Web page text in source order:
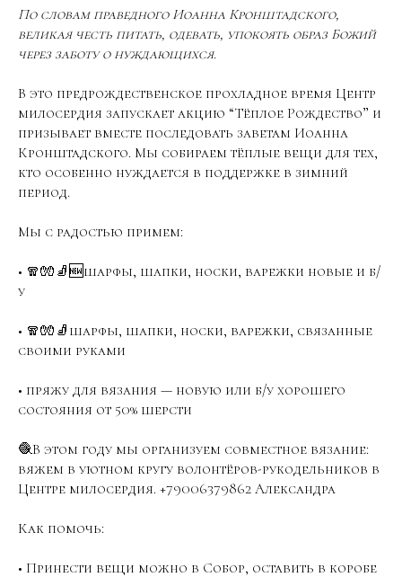
По словам праведного Иоанна Кронштадского,
великая честь питать, одевать, упокоять образ Божий
через заботу о нуждающихся.
В это предрождественское прохладное время Центр
милосердия запускает акцию “Тёплое Рождество” и
призывает вместе последовать заветам Иоанна
Кронштадского. Мы собираем тёплые вещи для тех,
кто особенно нуждается в поддержке в зимний
период.
Мы с радостью примем:
• 🧣🧤🧦🆕шарфы, шапки, носки, варежки новые и б/
у
• 🧣🧤🧦шарфы, шапки, носки, варежки, связанные
своими руками
• пряжу для вязания — новую или б/у хорошего
состояния от 50% шерсти
🧶В этом году мы организуем совместное вязание:
вяжем в уютном кругу волонтёров-рукодельников в
Центре милосердия. +79006379862 Александра
Как помочь:
• Принести вещи можно в Собор, оставить в коробе